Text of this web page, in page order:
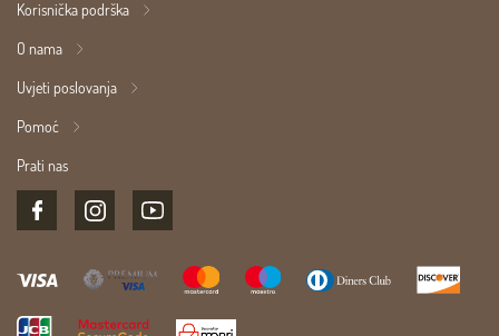
Korisnička podrška
O nama
Uvjeti poslovanja
Pomoć
Prati nas